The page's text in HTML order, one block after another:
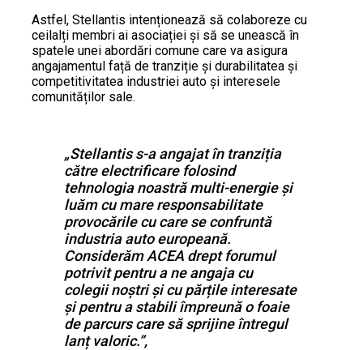
Astfel, Stellantis intenționează să colaboreze cu
ceilalți membri ai asociației și să se unească în
spatele unei abordări comune care va asigura
angajamentul față de tranziție și durabilitatea și
competitivitatea industriei auto și interesele
comunităților sale.
„Stellantis s-a angajat în tranziția
către electrificare folosind
tehnologia noastră multi-energie și
luăm cu mare responsabilitate
provocările cu care se confruntă
industria auto europeană.
Considerăm ACEA drept forumul
potrivit pentru a ne angaja cu
colegii noștri și cu părțile interesate
și pentru a stabili împreună o foaie
de parcurs care să sprijine întregul
lanț valoric.”,